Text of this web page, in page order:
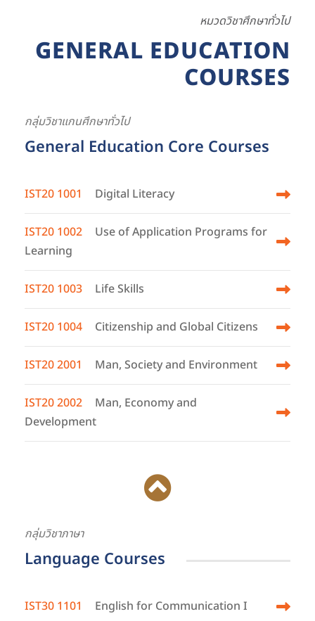
หมวดวิชาศึกษาทั่วไป
GENERAL EDUCATION
COURSES
กลุ่มวิชาแกนศึกษาทั่วไป
General Education Core Courses
IST20 1001 Digital Literacy
IST20 1002
Use of Application Programs for
Learning
IST20 1003 Life Skills
IST20 1004 Citizenship and Global Citizens
IST20 2001 Man, Society and Environment
IST20 2002
Man, Economy and
Development
กลุ่มวิชาภาษา
Language Courses
IST30 1101 English for Communication I